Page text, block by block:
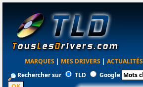
MARQUES | MES DRIVERS | ACTUALITÉS
Rechercher sur
TLD Google